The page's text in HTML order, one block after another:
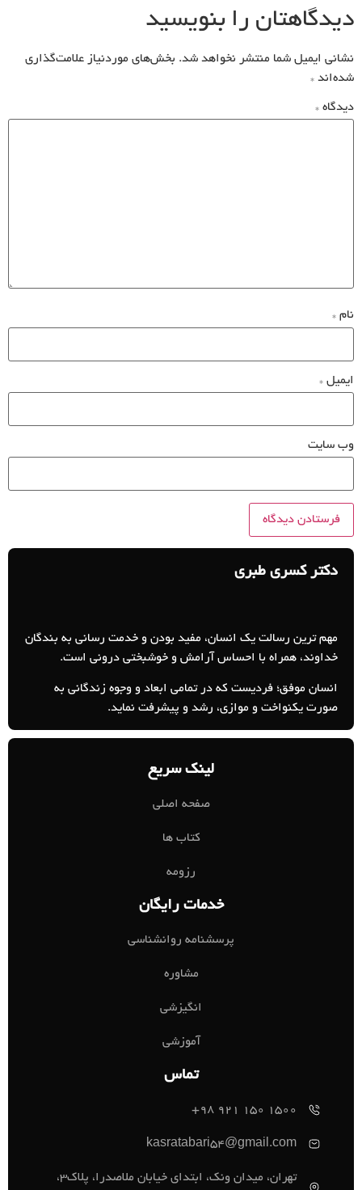
دیدگاهتان را بنویسید
نشانی ایمیل شما منتشر نخواهد شد. بخش‌های موردنیاز علامت‌گذاری
شده‌اند *
دیدگاه *
نام *
ایمیل *
وب‌ سایت
دکتر کسری طبری
مهم ترین رسالت یک انسان، مفید بودن و خدمت رسانی به بندگان
خداوند، همراه با احساس آرامش و خوشبختی درونی است.
انسان موفق؛ فردیست که در تمامی ابعاد و وجوه زندگانی به
صورت یکنواخت و موازی، رشد و پیشرفت نماید.
لینک سریع
صفحه اصلی
کتاب ها
رزومه
خدمات رایگان
پرسشنامه روانشناسی
مشاوره
انگیزشی
آموزشی
تماس
1500 150 921 98+
kasratabari54@gmail.com
تهران، میدان ونک، ابتدای خیابان ملاصدرا، پلاک3،